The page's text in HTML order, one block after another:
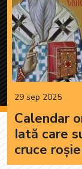
29 sep 2025
Calendar
Iată care
cruce